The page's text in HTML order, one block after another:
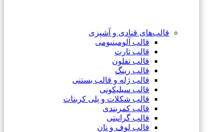
قالب‌های قنادی و آشپزی
قالب آلومینیومی
قالب تارت
قالب تفلون
قالب رینگ
قالب ژله و قالب بستنی
قالب سیلیکونی
قالب شکلات و پلی کربنات
قالب کمربندی
قالب گرانیتی
قالب لوف و نان